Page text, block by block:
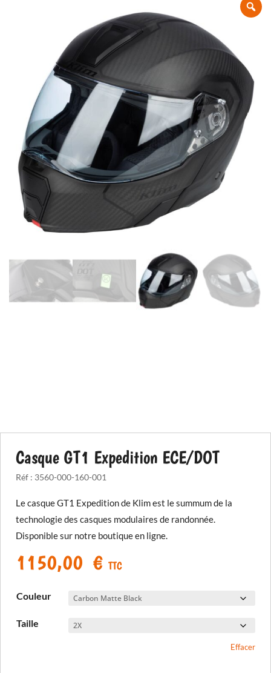
Casque GT1 Expedition ECE/DOT
Réf : 3560-000-160-001
Le casque GT1 Expedition de Klim est le summum de la
technologie des casques modulaires de randonnée.
Disponible sur notre boutique en ligne.
1150,00 € TTC
Couleur
Taille
Effacer